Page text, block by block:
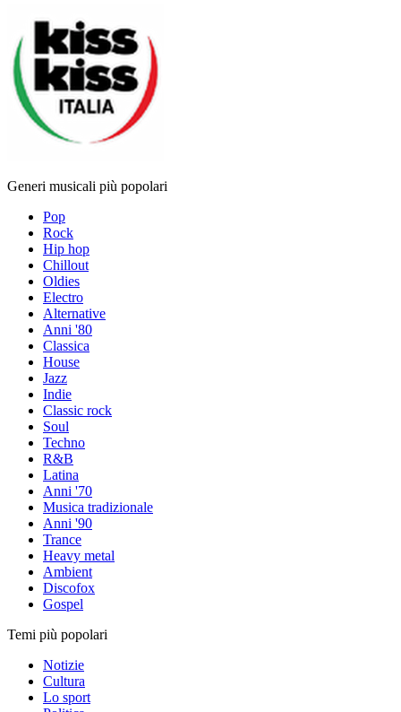
Generi musicali più popolari
Pop
Rock
Hip hop
Chillout
Oldies
Electro
Alternative
Anni '80
Classica
House
Jazz
Indie
Classic rock
Soul
Techno
R&B
Latina
Anni '70
Musica tradizionale
Anni '90
Trance
Heavy metal
Ambient
Discofox
Gospel
Temi più popolari
Notizie
Cultura
Lo sport